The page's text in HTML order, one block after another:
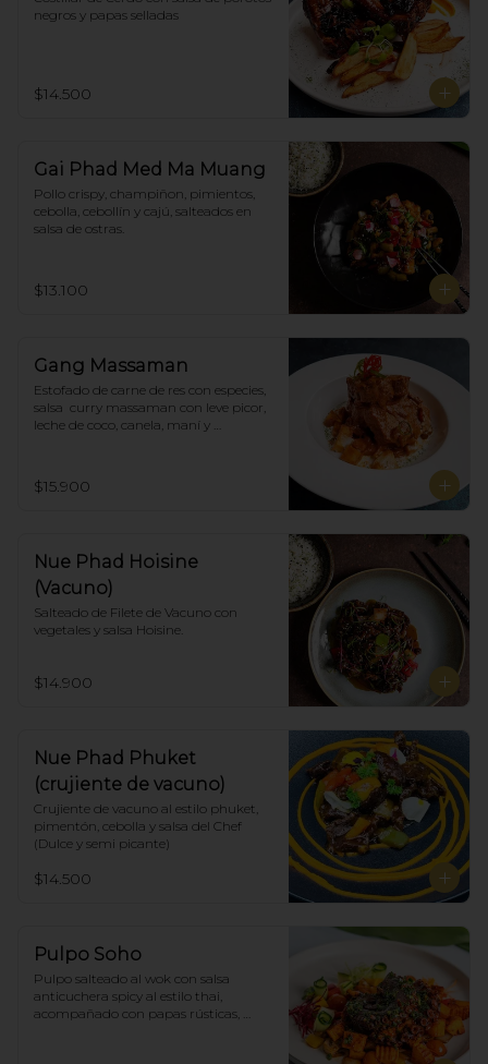
negros y papas selladas
$14.500
Gai Phad Med Ma Muang
Pollo crispy, champiñon, pimientos,
cebolla, cebollín y cajú, salteados en
salsa de ostras.
$13.100
Gang Massaman
Estofado de carne de res con especies,
salsa  curry massaman con leve picor,
leche de coco, canela, maní y
$15.900
Nue Phad Hoisine
(Vacuno)
Salteado de Filete de Vacuno con
vegetales y salsa Hoisine.
$14.900
Nue Phad Phuket
(crujiente de vacuno)
Crujiente de vacuno al estilo phuket,
pimentón, cebolla y salsa del Chef
(Dulce y semi picante)
$14.500
Pulpo Soho
Pulpo salteado al wok con salsa
anticuchera spicy al estilo thai,
acompañado con papas rústicas,